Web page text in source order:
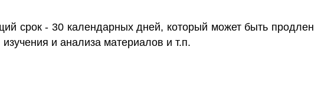
срок - 30 календарных дней, который может быть продлен
и анализа материалов и т.п.